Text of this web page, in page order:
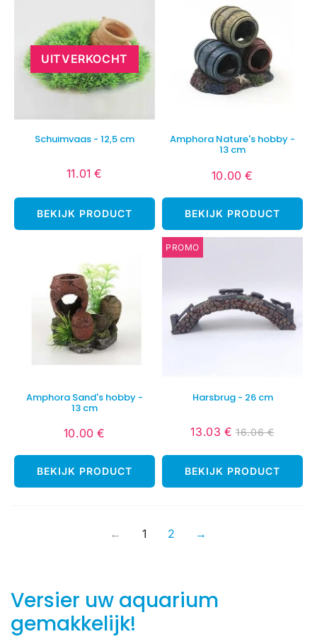
UITVERKOCHT
Schuimvaas - 12,5 cm
Normale
11.01 €
BEKIJK PRODUCT
Amphora Nature's hobby -
13 cm
Normale
10.00 €
BEKIJK PRODUCT
Amphora Sand's hobby -
13 cm
Normale
10.00 €
BEKIJK PRODUCT
PROMO
Harsbrug - 26 cm
Verlaagde
13.03 € 13.03
Normale
16.06 €16.06
BEKIJK PRODUCT
← 1 2 →
Versier uw aquarium
gemakkelijk!